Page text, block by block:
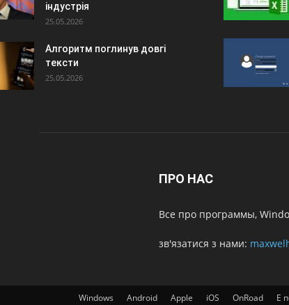
індустрія
25.05.2026
Алгоритм поглинув довгі
тексти
25.05.2026
ПРО НАС
Все про программы,
зв'язатися з нами:
Windows Android Apple iOS OnRoad Е